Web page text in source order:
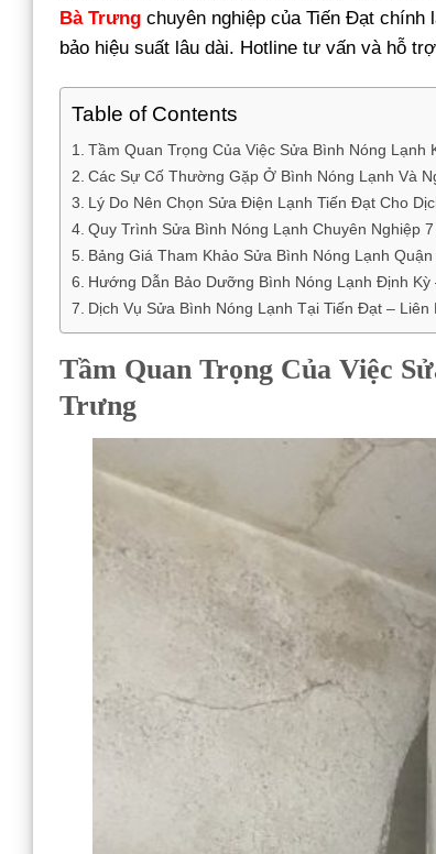
Bà Trưng chuyên nghiệp của Tiến Đạt
bảo hiệu suất lâu dài. Hotline tư vấn và hỗ
Table of Contents
Tầm Quan Trọng Của Việc Sửa Bình Nóng Lạnh
Các Sự Cố Thường Gặp Ở Bình Nóng Lạnh Và
Lý Do Nên Chọn Sửa Điện Lạnh Tiến Đạt Cho
Quy Trình Sửa Bình Nóng Lạnh Chuyên Nghiệp
Bảng Giá Tham Khảo Sửa Bình Nóng Lạnh
Hướng Dẫn Bảo Dưỡng Bình Nóng Lạnh Định Kỳ
Dịch Vụ Sửa Bình Nóng Lạnh Tại Tiến Đạt –
Tầm Quan Trọng Của Việc
Trưng